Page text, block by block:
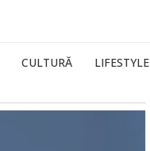
CULTURĂ LIFESTYLE